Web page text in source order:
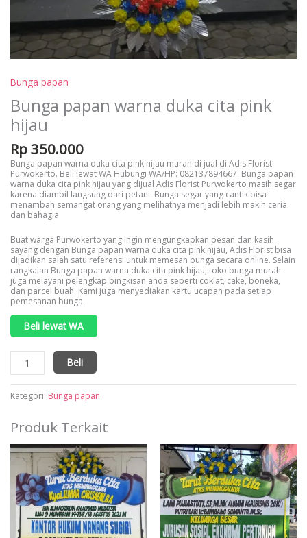
Bunga papan
Bunga papan warna duka cita pink
hijau
Rp350.000
Bunga papan warna duka cita pink hijau murah di jual di Adis Florist
Purwokerto. Beli lewat WA Hubungi WA/HP: 082137894667. Bunga papan
warna duka cita pink hijau yang dijual Adis Florist Purwokerto masih segar
karena diambil langsung dari petani. Bunga segar yang cantik bisa
menambah semangat orang yang melihatnya menjadi lebih makin ceria
dan bahagia.
Buat warga Purwokerto yang ingin mengungkapkan pesan dan kasih
sayang dengan Bunga papan warna duka cita pink hijau, Adis Florist bisa
dijadikan salah satu referensi untuk memesan bunga secara online. Selain
rangkaian Bunga papan warna duka cita pink hijau, toko bunga murah
juga melayani pelengkap bingkisan anda seperti coklat, cake, boneka,
dan parcel buah. Kami juga menyediakan kartu ucapan pada setiap
pemesanan bunga.
Beli lewat WA
Kuantitas
Bunga
papan
warna
cita
pink
hijau
Beli
Kategori: Bunga papan
Produk Terkait